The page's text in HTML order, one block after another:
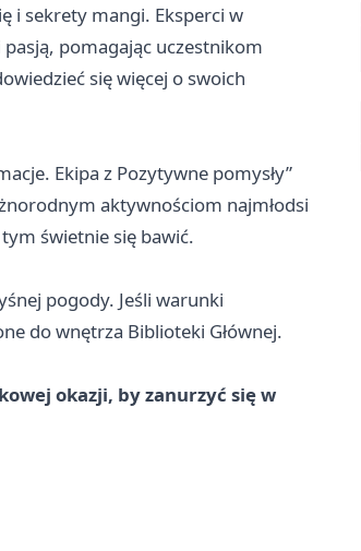
i sekrety mangi. Eksperci w
pomagając uczestnikom
się więcej o swoich
Ekipa z Pozytywne pomysły”
aktywnościom najmłodsi
świetnie się bawić.
pogody. Jeśli warunki
do wnętrza Biblioteki Głównej.
okazji, by zanurzyć się w